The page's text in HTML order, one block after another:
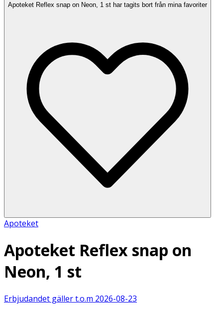
Apoteket Reflex snap on Neon, 1 st har tagits bort från mina favoriter
Apoteket
Apoteket Reflex snap on
Neon, 1 st
Erbjudandet gäller t.o.m 2026-08-23